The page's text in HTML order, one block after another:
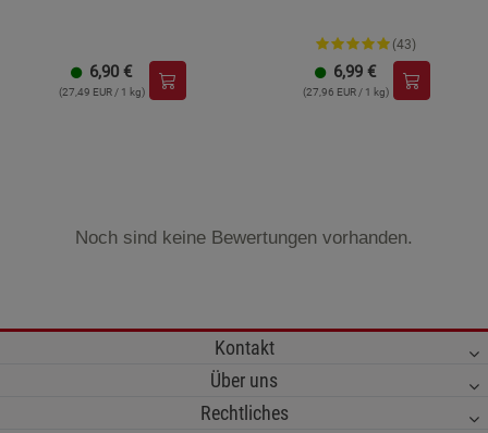
6,90 €
(27,49 EUR / 1 kg)
(43)
6,99 €
(27,96 EUR / 1 kg)
Noch sind keine Bewertungen vorhanden.
Kontakt
Über uns
Rechtliches